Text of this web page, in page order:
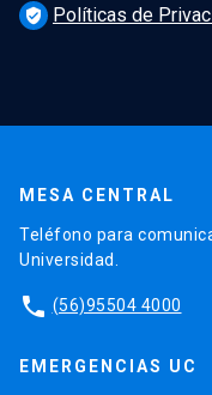
verified_user Políticas de
MESA CENTRAL
Teléfono para
Universidad.
phone (56)95504 4000
EMERGENCIAS UC